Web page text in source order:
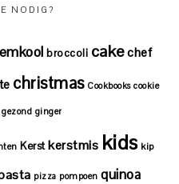
NODIG?
broccoli cakechef
christmas Cookbooks cookie
gezond ginger
Kerst kerstmis kids kip
pizza pompoen quinoa